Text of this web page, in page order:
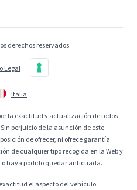
derechos reservados.
Legal
Italia
la exactitud y actualización de todos
perjuicio de la asunción de este
de ofrecer, ni ofrece garantía
de cualquier tipo recogida en la Web y
o haya podido quedar anticuada.
el aspecto del vehículo.